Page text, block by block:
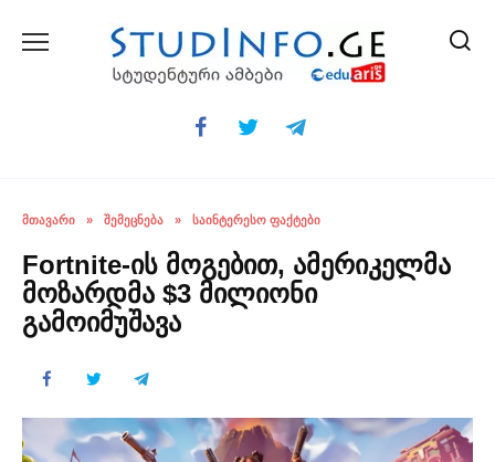
ᲛᲗᲐᲕᲐᲠᲘ » ᲨᲔᲛᲔᲪᲜᲔᲑᲐ » ᲡᲐᲘᲜᲢᲔᲠᲔᲡᲝ ᲤᲐᲥᲢᲔᲑᲘ
Fortnite-ის მოგებით, ამერიკელმა
მოზარდმა $3 მილიონი
გამოიმუშავა